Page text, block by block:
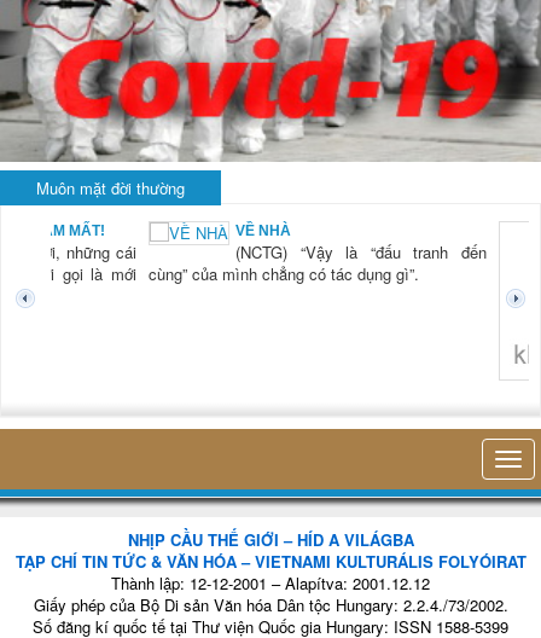
Muôn mặt đời thường
NAM MẤT!
“Xời, những cái
mới gọi là mới
VỀ NHÀ
(NCTG) “Vậy là “đấu tranh đến
cùng” của mình chẳng có tác dụng gì”.
NHỊP CẦU THẾ GIỚI – HÍD A VILÁGBA
TẠP CHÍ TIN TỨC & VĂN HÓA – VIETNAMI KULTURÁLIS FOLYÓIRAT
Thành lập: 12-12-2001 – Alapítva: 2001.12.12
Giấy phép của Bộ Di sản Văn hóa Dân tộc Hungary: 2.2.4./73/2002.
Số đăng kí quốc tế tại Thư viện Quốc gia Hungary: ISSN 1588-5399